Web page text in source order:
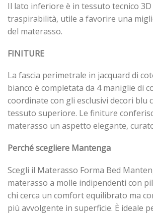
Il lato inferiore è in tessuto tecnico 3D
traspirabilità, utile a favorire una
del materasso.
FINITURE
La fascia perimetrale in jacquard di
bianco è completata da 4 maniglie di
coordinate con gli esclusivi decori blu
tessuto superiore. Le finiture
materasso un aspetto elegante,
Perché scegliere Mantenga
Scegli il Materasso Forma Bed
materasso a molle indipendenti con
chi cerca un comfort equilibrato ma
più avvolgente in superficie. È ideale